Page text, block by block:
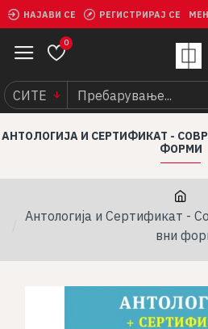
НАЈАВИ СЕ РЕГИСТРИРАЈ СЕ
0
СИТЕ
Антологија и Сертификат -
вни
АНТОЛОГИЈА И СЕРТИФИКАТ -
ФОРМИ